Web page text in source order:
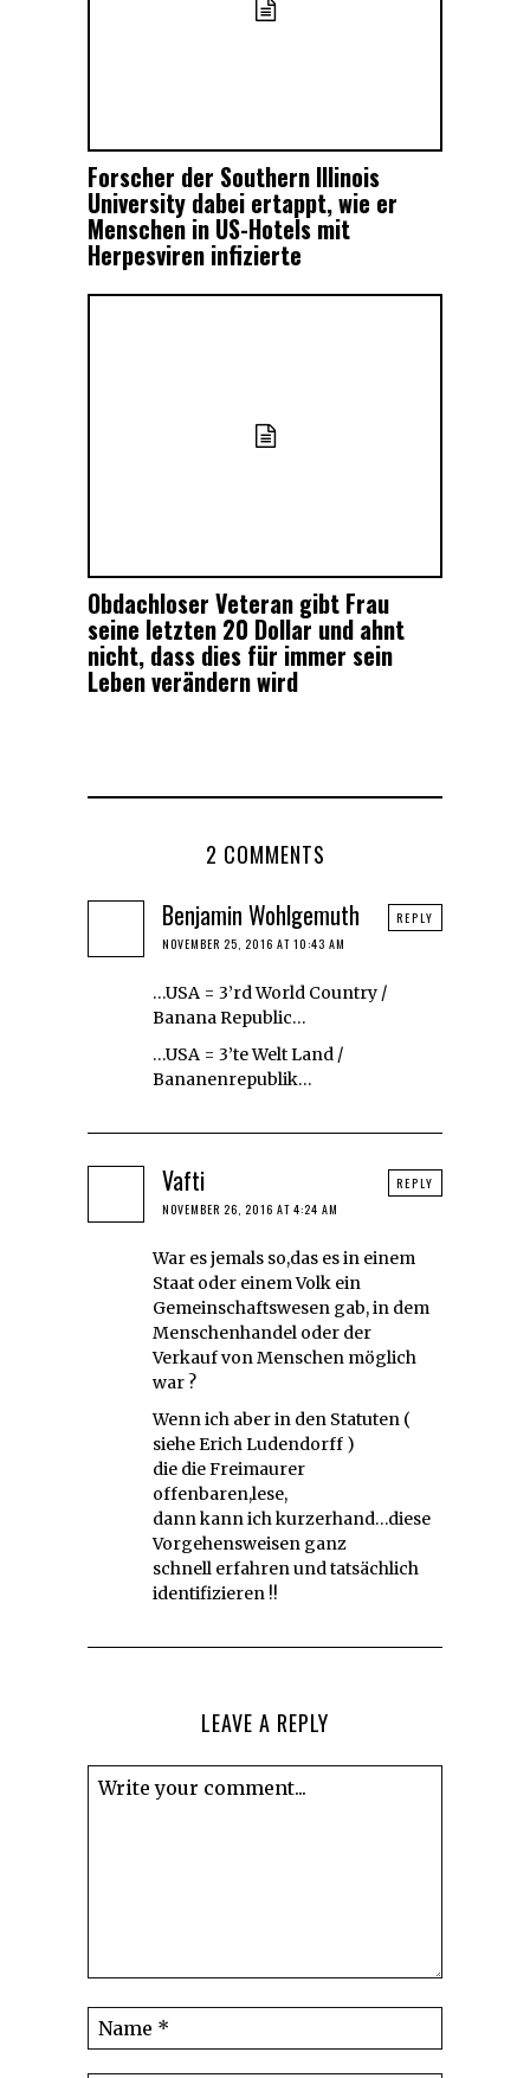
Forscher der Southern Illinois
University dabei ertappt, wie er
Menschen in US-Hotels mit
Herpesviren infizierte
Obdachloser Veteran gibt Frau
seine letzten 20 Dollar und ahnt
nicht, dass dies für immer sein
Leben verändern wird
2 COMMENTS
Benjamin Wohlgemuth
NOVEMBER 25, 2016 AT 10:43 AM
…USA = 3’rd World Country /
Banana Republic…
…USA = 3’te Welt Land /
Bananenrepublik…
REPLY
Vafti
NOVEMBER 26, 2016 AT 4:24 AM
War es jemals so,das es in einem
Staat oder einem Volk ein
Gemeinschaftswesen gab, in dem
Menschenhandel oder der
Verkauf von Menschen möglich
war ?
Wenn ich aber in den Statuten (
siehe Erich Ludendorff )
die die Freimaurer
offenbaren,lese,
dann kann ich kurzerhand…diese
Vorgehensweisen ganz
schnell erfahren und tatsächlich
identifizieren !!
REPLY
LEAVE A REPLY